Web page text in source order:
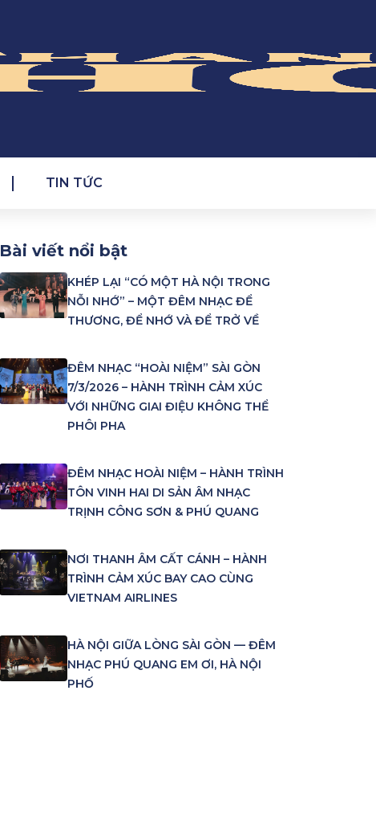
TIN TỨC
Bài viết nổi bật
KHÉP LẠI “CÓ MỘT HÀ NỘI TRONG
NỖI NHỚ” – MỘT ĐÊM NHẠC ĐỂ
THƯƠNG, ĐỂ NHỚ VÀ ĐỂ TRỞ VỀ
ĐÊM NHẠC “HOÀI NIỆM” SÀI GÒN
7/3/2026 – HÀNH TRÌNH CẢM XÚC
VỚI NHỮNG GIAI ĐIỆU KHÔNG THỂ
PHÔI PHA
ĐÊM NHẠC HOÀI NIỆM – HÀNH TRÌNH
TÔN VINH HAI DI SẢN ÂM NHẠC
TRỊNH CÔNG SƠN & PHÚ QUANG
NƠI THANH ÂM CẤT CÁNH – HÀNH
TRÌNH CẢM XÚC BAY CAO CÙNG
VIETNAM AIRLINES
HÀ NỘI GIỮA LÒNG SÀI GÒN — ĐÊM
NHẠC PHÚ QUANG EM ƠI, HÀ NỘI
PHỐ